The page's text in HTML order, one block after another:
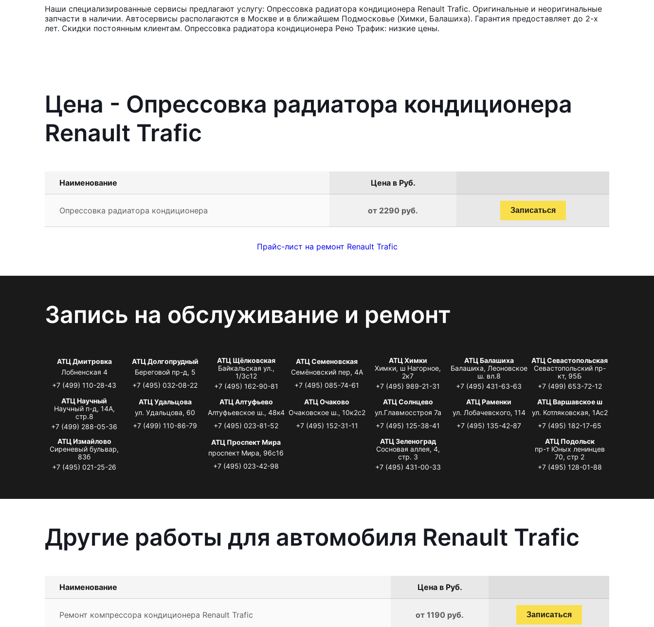
Наши специализированные сервисы предлагают услугу: Опрессовка радиатора кондиционера Renault Trafic. Оригинальные и неоригинальные
запчасти в наличии. Автосервисы располагаются в Москве и в ближайшем Подмосковье (Химки, Балашиха). Гарантия предоставляет до 2-х
лет. Скидки постоянным клиентам. Опрессовка радиатора кондиционера Рено Трафик: низкие цены.
Цена - Опрессовка радиатора кондиционера
Renault Trafic
Наименование Цена в Руб.
Опрессовка радиатора кондиционера от 2290 руб. Записаться
Прайс-лист на ремонт Renault Trafic
Запись на обслуживание и ремонт
АТЦ Дмитровка
Лобненская 4
+7 (499) 110-28-43
АТЦ Долгопрудный
Береговой пр-д, 5
+7 (495) 032-08-22
АТЦ Щёлковская
Байкальская ул.,
1/3с12
+7 (495) 162-90-81
АТЦ Семеновская
Семёновский пер, 4А
+7 (495) 085-74-61
АТЦ Химки
Химки, ш Нагорное,
2к7
+7 (495) 989-21-31
АТЦ Балашиха
Балашиха, Леоновское
ш. вл.8
+7 (495) 431-63-63
АТЦ Севастопольская
Севастопольский пр-
кт, 95Б
+7 (499) 653-72-12
АТЦ Научный
Научный п-д, 14А,
стр.8
+7 (499) 288-05-36
АТЦ Удальцова
ул. Удальцова, 60
+7 (499) 110-86-79
АТЦ Алтуфьево
Алтуфьевское ш., 48к4
+7 (495) 023-81-52
АТЦ Очаково
Очаковское ш., 10к2с2
+7 (495) 152-31-11
АТЦ Солнцево
ул.Главмосстроя 7а
+7 (495) 125-38-41
АТЦ Раменки
ул. Лобачевского, 114
+7 (495) 135-42-87
АТЦ Варшавское ш
ул. Котляковская, 1Ас2
+7 (495) 182-17-65
АТЦ Измайлово
Сиреневый бульвар,
83б
+7 (495) 021-25-26
АТЦ Проспект Мира
проспект Мира, 96с16
+7 (495) 023-42-98
АТЦ Зеленоград
Сосновая аллея, 4,
стр. 3
+7 (495) 431-00-33
АТЦ Подольск
пр-т Юных ленинцев
70, стр 2
+7 (495) 128-01-88
Другие работы для автомобиля Renault Trafic
Наименование Цена в Руб.
Ремонт компрессора кондиционера Renault Trafic от 1190 руб. Записаться